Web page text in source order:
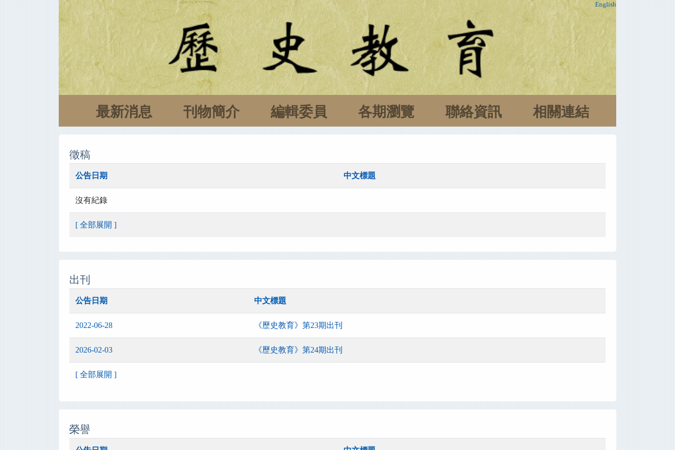
English
最新消息 刊物簡介 編輯委員 各期瀏覽 聯絡資訊 相關連結
徵稿
公告日期 中文標題
沒有紀錄
[ 全部展開 ]
出刊
公告日期 中文標題
2022-06-28 《歷史教育》第23期出刊
2026-02-03 《歷史教育》第24期出刊
[ 全部展開 ]
榮譽